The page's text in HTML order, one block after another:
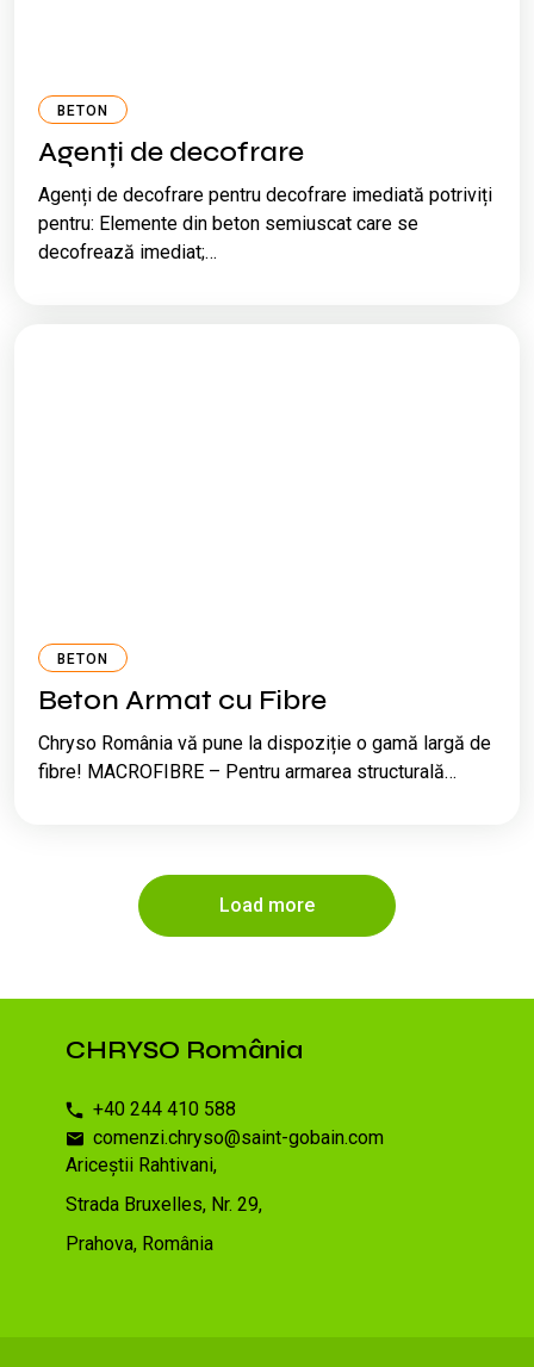
BETON
Agenți de decofrare
Agenți de decofrare pentru decofrare imediată potriviți
pentru: Elemente din beton semiuscat care se
decofrează imediat;…
BETON
Beton Armat cu Fibre
Chryso România vă pune la dispoziție o gamă largă de
fibre! MACROFIBRE – Pentru armarea structurală…
Load more
CHRYSO România
+40 244 410 588
comenzi.chryso@saint-gobain.com
Ariceștii Rahtivani,
Strada Bruxelles, Nr. 29,
Prahova, România